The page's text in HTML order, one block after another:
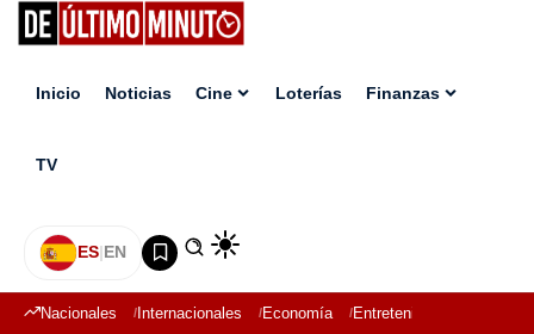
Inicio Noticias Cine Loterías Finanzas
TV
ES|EN
Nacionales Internacionales Economía Entretenimiento